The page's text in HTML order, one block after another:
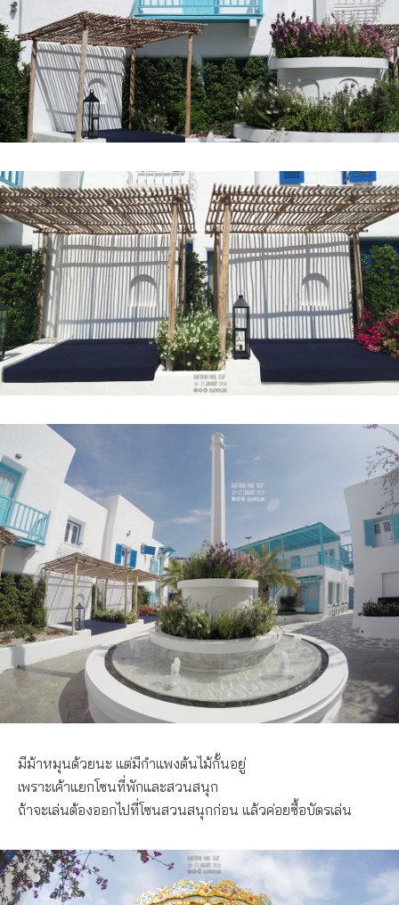
มีม้าหมุนด้วยนะ แต่มีกำแพงต้นไม้กั้นอยู่
เพราะเค้าแยกโซนที่พักและสวนสนุก
ถ้าจะเล่นต้องออกไปที่โซนสวนสนุกก่อน แล้วค่อยซื้อบัตรเล่น